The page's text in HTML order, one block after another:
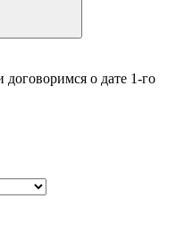
о дате 1-го